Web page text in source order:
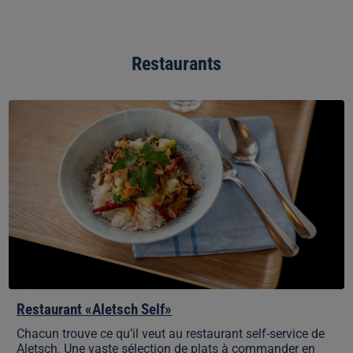
Restaurants
Restaurant «Aletsch Self»
Chacun trouve ce qu’il veut au restaurant self-service de
Aletsch. Une vaste sélection de plats à commander en